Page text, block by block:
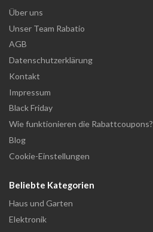
Über uns
Unser Team Rabatio
AGB
Datenschutzerklärung
Kontakt
Impressum
Black Friday
Wie funktionieren die Rabattcoupons?
Blog
Cookie-Einstellungen
Beliebte Kategorien
Haus und Garten
Elektronik